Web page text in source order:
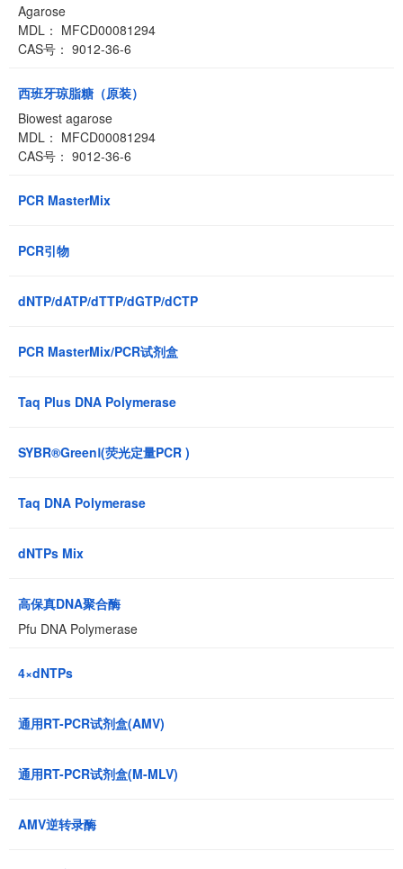
Agarose
MDL： MFCD00081294
CAS号： 9012-36-6
西班牙琼脂糖（原装）
Biowest agarose
MDL： MFCD00081294
CAS号： 9012-36-6
PCR MasterMix
PCR引物
dNTP/dATP/dTTP/dGTP/dCTP
PCR MasterMix/PCR试剂盒
Taq Plus DNA Polymerase
SYBR®GreenⅠ(荧光定量PCR )
Taq DNA Polymerase
dNTPs Mix
高保真DNA聚合酶
Pfu DNA Polymerase
4×dNTPs
通用RT-PCR试剂盒(AMV)
通用RT-PCR试剂盒(M-MLV)
AMV逆转录酶